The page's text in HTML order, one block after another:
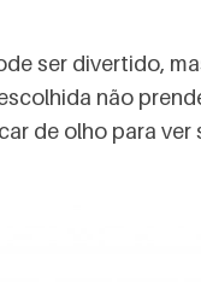
ser divertido,
não
de olho para